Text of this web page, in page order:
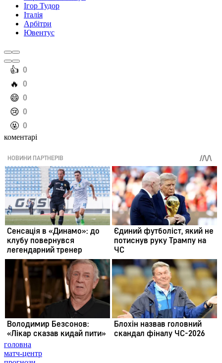
Ігор Тудор
Італія
Арбітри
Ювентус
️👍 0
️🔥 0
️😄 0
️😢 0
️🤬 0
коментарі
головна
матч-центр